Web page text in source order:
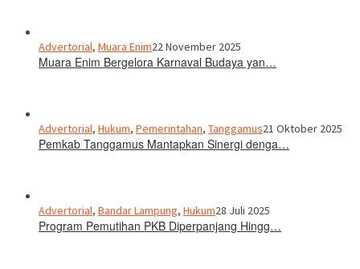
Advertorial, Muara Enim22 November 2025
Muara Enim Bergelora Karnaval Budaya yan…
Advertorial, Hukum, Pemerintahan, Tanggamus21 Oktober 2025
Pemkab Tanggamus Mantapkan Sinergi denga…
Advertorial, Bandar Lampung, Hukum28 Juli 2025
Program Pemutihan PKB Diperpanjang Hingg…